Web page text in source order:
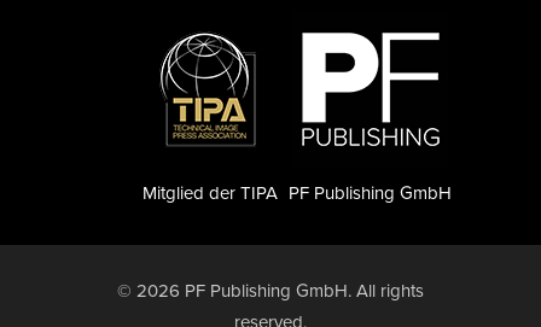
PF Publishing GmbH
Mitglied der TIPA
© 2026 PF Publishing GmbH. All rights
reserved.